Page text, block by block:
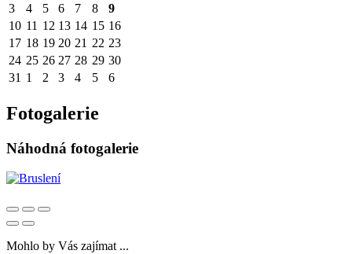
3
4 5 6 7 8
9
10 11 12 13 14 15 16
17 18 19 20 21 22 23
24 25 26 27 28 29 30
31 1 2 3 4 5 6
Fotogalerie
Náhodná fotogalerie
Mohlo by Vás zajímat ...